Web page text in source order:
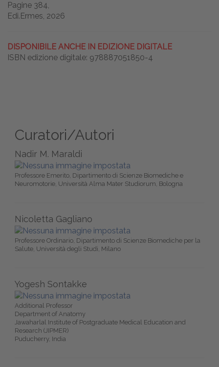
Pagine 384,
Edi.Ermes, 2026
DISPONIBILE ANCHE IN EDIZIONE DIGITALE
ISBN edizione digitale: 978887051850-4
Curatori/Autori
Nadir M. Maraldi
Professore Emerito, Dipartimento di Scienze Biomediche e
Neuromotorie, Università Alma Mater Studiorum, Bologna
Nicoletta Gagliano
Professore Ordinario, Dipartimento di Scienze Biomediche per la
Salute, Università degli Studi, Milano
Yogesh Sontakke
Additional Professor
Department of Anatomy
Jawaharlal Institute of Postgraduate Medical Education and
Research (JIPMER)
Puducherry, India